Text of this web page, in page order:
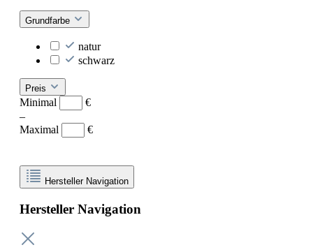
Grundfarbe
natur
schwarz
Preis
Minimal
€
–
Maximal
€
Hersteller Navigation
Hersteller Navigation